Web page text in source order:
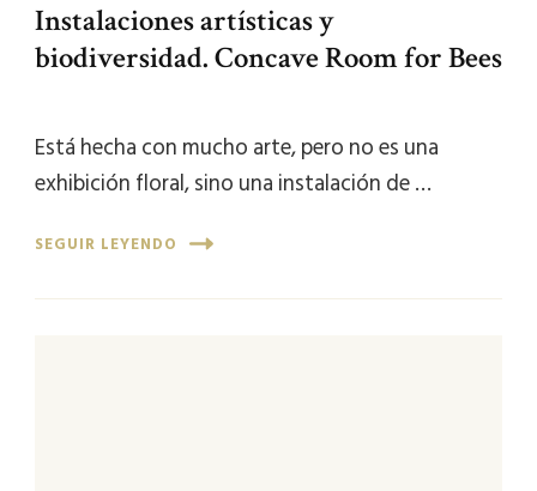
Instalaciones artísticas y
biodiversidad. Concave Room for Bees
Está hecha con mucho arte, pero no es una
exhibición floral, sino una instalación de …
SEGUIR LEYENDO